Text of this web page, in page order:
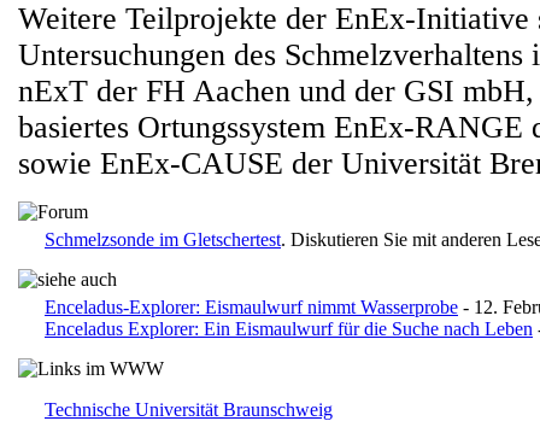
Weitere Teilprojekte der EnEx-Initiative
Untersuchungen des
nExT der FH Aachen und der GSI
basiertes Ortungssystem EnEx-RANGE
sowie EnEx-CAUSE der Universität
Schmelzsonde im Gletschertest. Diskutieren Sie mit anderen
Enceladus-Explorer: Eismaulwurf nimmt Wasserprobe - 12.
Enceladus Explorer: Ein Eismaulwurf für die Suche nach Leben
Technische Universität Braunschweig